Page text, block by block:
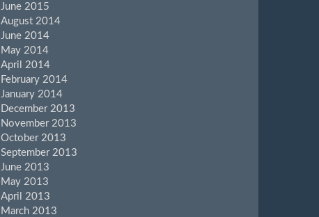
June 2015
August 2014
June 2014
May 2014
April 2014
February 2014
January 2014
December 2013
November 2013
October 2013
September 2013
June 2013
May 2013
April 2013
March 2013